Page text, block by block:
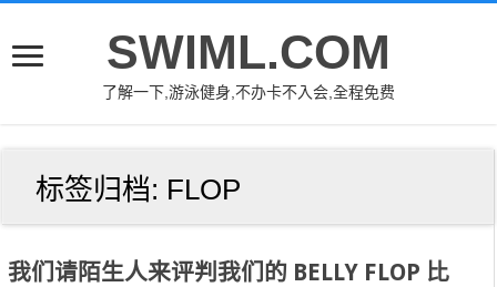
SWIML.COM
了解一下,游泳健身,不办卡不入会,全程免费
标签归档: FLOP
我们请陌生人来评判我们的 BELLY FLOP 比